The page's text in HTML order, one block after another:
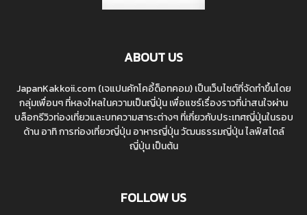
ABOUT US
JapanKakkoii.com (เจแปนคักโคอี้ด็อทคอม) เป็นเว็บไซต์ที่จัดทำขึ้นโดย
กลุ่มเพื่อนๆ ที่หลงใหลในความเป็นญี่ปุ่น เพื่อแชร์เรื่องราวที่น่าสนใจผ่าน
บล็อกรีวิวท่องเที่ยวและบทความสาระต่างๆ ที่เกี่ยวกับประเทศญี่ปุ่นในรอบ
ด้าน อาทิ การท่องเที่ยวญี่ปุ่น อาหารญี่ปุ่น วัฒนธรรมญี่ปุ่น ไลฟ์สไตล์
ญี่ปุ่น เป็นต้น
FOLLOW US